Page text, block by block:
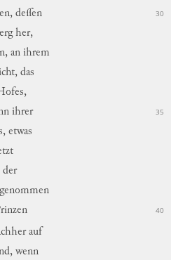
, deſſen 30
her,
, an ihrem
, das
,
ihrer 35
, etwas
der
genommen
40
auf
, wenn